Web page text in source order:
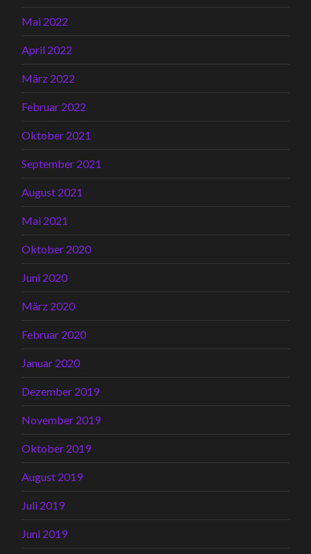
Mai 2022
April 2022
März 2022
Februar 2022
Oktober 2021
September 2021
August 2021
Mai 2021
Oktober 2020
Juni 2020
März 2020
Februar 2020
Januar 2020
Dezember 2019
November 2019
Oktober 2019
August 2019
Juli 2019
Juni 2019